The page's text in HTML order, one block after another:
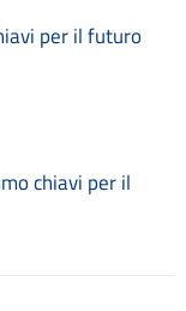
per il futuro
chiavi per il